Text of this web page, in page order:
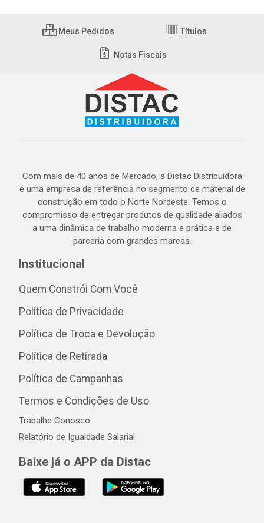
Meus Pedidos Títulos
Notas Fiscais
Com mais de 40 anos de Mercado, a Distac Distribuidora
é uma empresa de referência no segmento de material de
construção em todo o Norte Nordeste. Temos o
compromisso de entregar produtos de qualidade aliados
a uma dinâmica de trabalho moderna e prática e de
parceria com grandes marcas.
Institucional
Quem Constrói Com Você
Política de Privacidade
Política de Troca e Devolução
Política de Retirada
Política de Campanhas
Termos e Condições de Uso
Trabalhe Conosco
Relatório de Igualdade Salarial
Baixe já o APP da Distac